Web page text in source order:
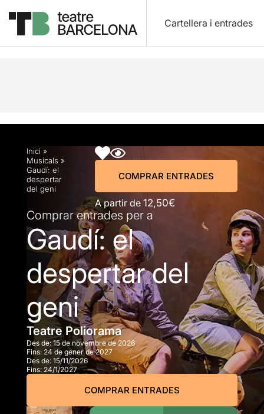
Cartellera i entrades
Descripció Horaris Fitxa artística Fotos i
Inici »
Musicals »
Gaudí: el
despertar
del geni
A partir de 12,50€
COMPRAR ENTRADES
Comprar entrades per a
Gaudí: el
despertar del
geni
Teatre Poliorama
Des de:15 de novembre de 2026
Fins: 24 de gener de 2027
Des de: 15/11/2026
Fins: 24/1/2027
COMPRAR ENTRADES